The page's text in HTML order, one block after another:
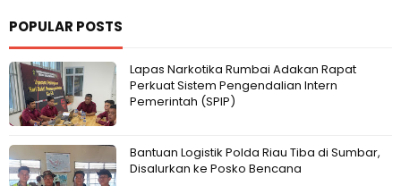
POPULAR POSTS
Lapas Narkotika Rumbai Adakan Rapat
Perkuat Sistem Pengendalian Intern
Pemerintah (SPIP)
Bantuan Logistik Polda Riau Tiba di Sumbar,
Disalurkan ke Posko Bencana